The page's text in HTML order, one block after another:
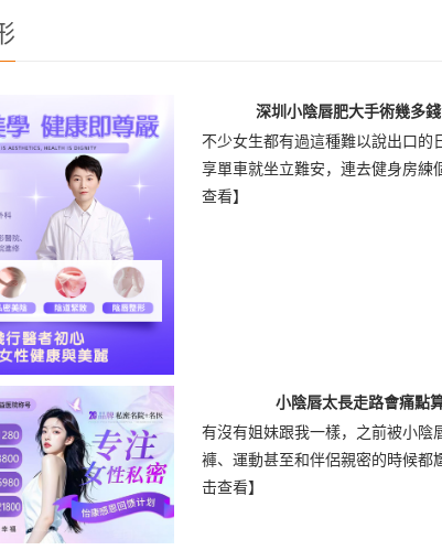
深圳小陰唇肥大手術幾多
不少女生都有過這種難以說出口的
享單車就坐立難安，連去健身房練
查看】
小陰唇太長走路會痛點
有沒有姐妹跟我一樣，之前被小陰
褲、運動甚至和伴侶親密的時候都
击查看】